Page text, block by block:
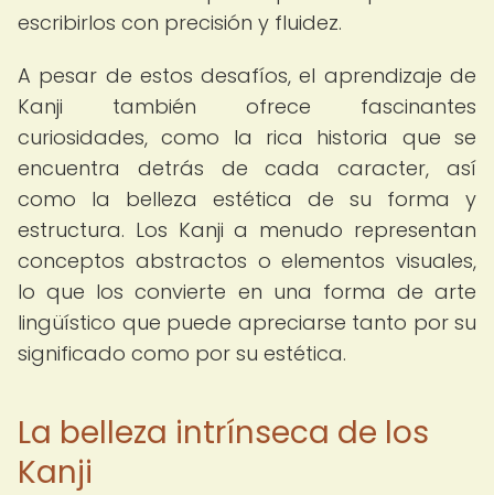
escribirlos con precisión y fluidez.
A pesar de estos desafíos, el aprendizaje de
Kanji también ofrece fascinantes
curiosidades, como la rica historia que se
encuentra detrás de cada caracter, así
como la belleza estética de su forma y
estructura. Los Kanji a menudo representan
conceptos abstractos o elementos visuales,
lo que los convierte en una forma de arte
lingüístico que puede apreciarse tanto por su
significado como por su estética.
La belleza intrínseca de los
Kanji